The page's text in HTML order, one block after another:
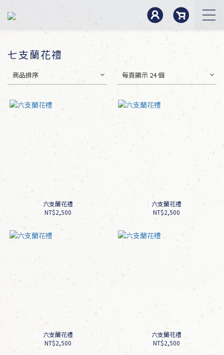
七支蘭花禮
商品排序 每頁顯示 24 個
六支蘭花禮
NT$2,500
六支蘭花禮
NT$2,500
六支蘭花禮
NT$2,500
六支蘭花禮
NT$2,500